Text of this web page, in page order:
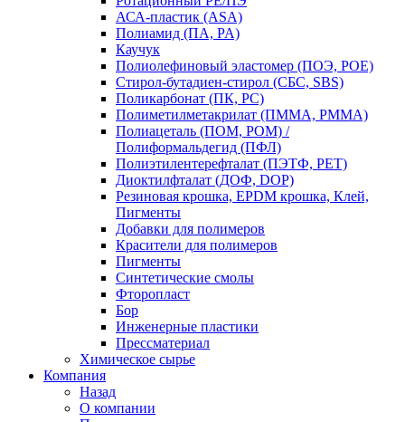
АСА-пластик (ASA)
Полиамид (ПА, PA)
Каучук
Полиолефиновый эластомер (ПОЭ, POE)
Стирол-бутадиен-стирол (СБС, SBS)
Поликарбонат (ПК, PC)
Полиметилметакрилат (ПММА, PMMA)
Полиацеталь (ПОМ, POM) /
Полиформальдегид (ПФЛ)
Полиэтилентерефталат (ПЭТФ, PET)
Диоктилфталат (ДОФ, DOP)
Резиновая крошка, EPDM крошка, Клей,
Пигменты
Добавки для полимеров
Красители для полимеров
Пигменты
Синтетические смолы
Фторопласт
Бор
Инженерные пластики
Прессматериал
Химическое сырье
Компания
Назад
О компании